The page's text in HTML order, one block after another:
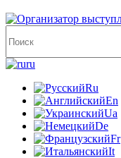
ru
Ru
En
Ua
De
Fr
It